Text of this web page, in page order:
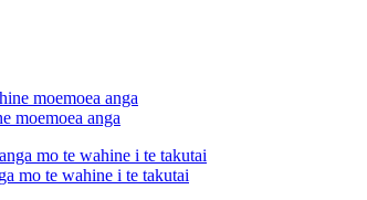
moemoea anga
mo te wahine i te takutai